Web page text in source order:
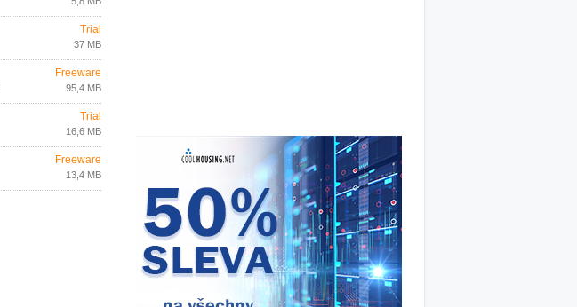
Trial
37 MB
Freeware
95,4 MB
Trial
16,6 MB
Freeware
13,4 MB